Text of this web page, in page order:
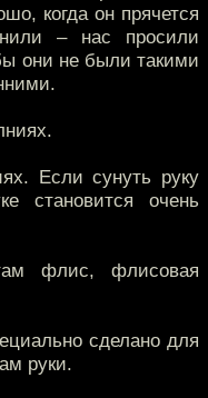
когда он прячется
– нас просили
они не были такими
Если сунуть руку
становится очень
флис, флисовая
сделано для
руки.